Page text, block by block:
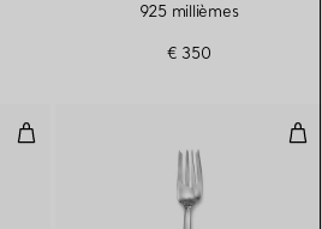
925 millièmes
€ 350
Fourchette à salade en argent